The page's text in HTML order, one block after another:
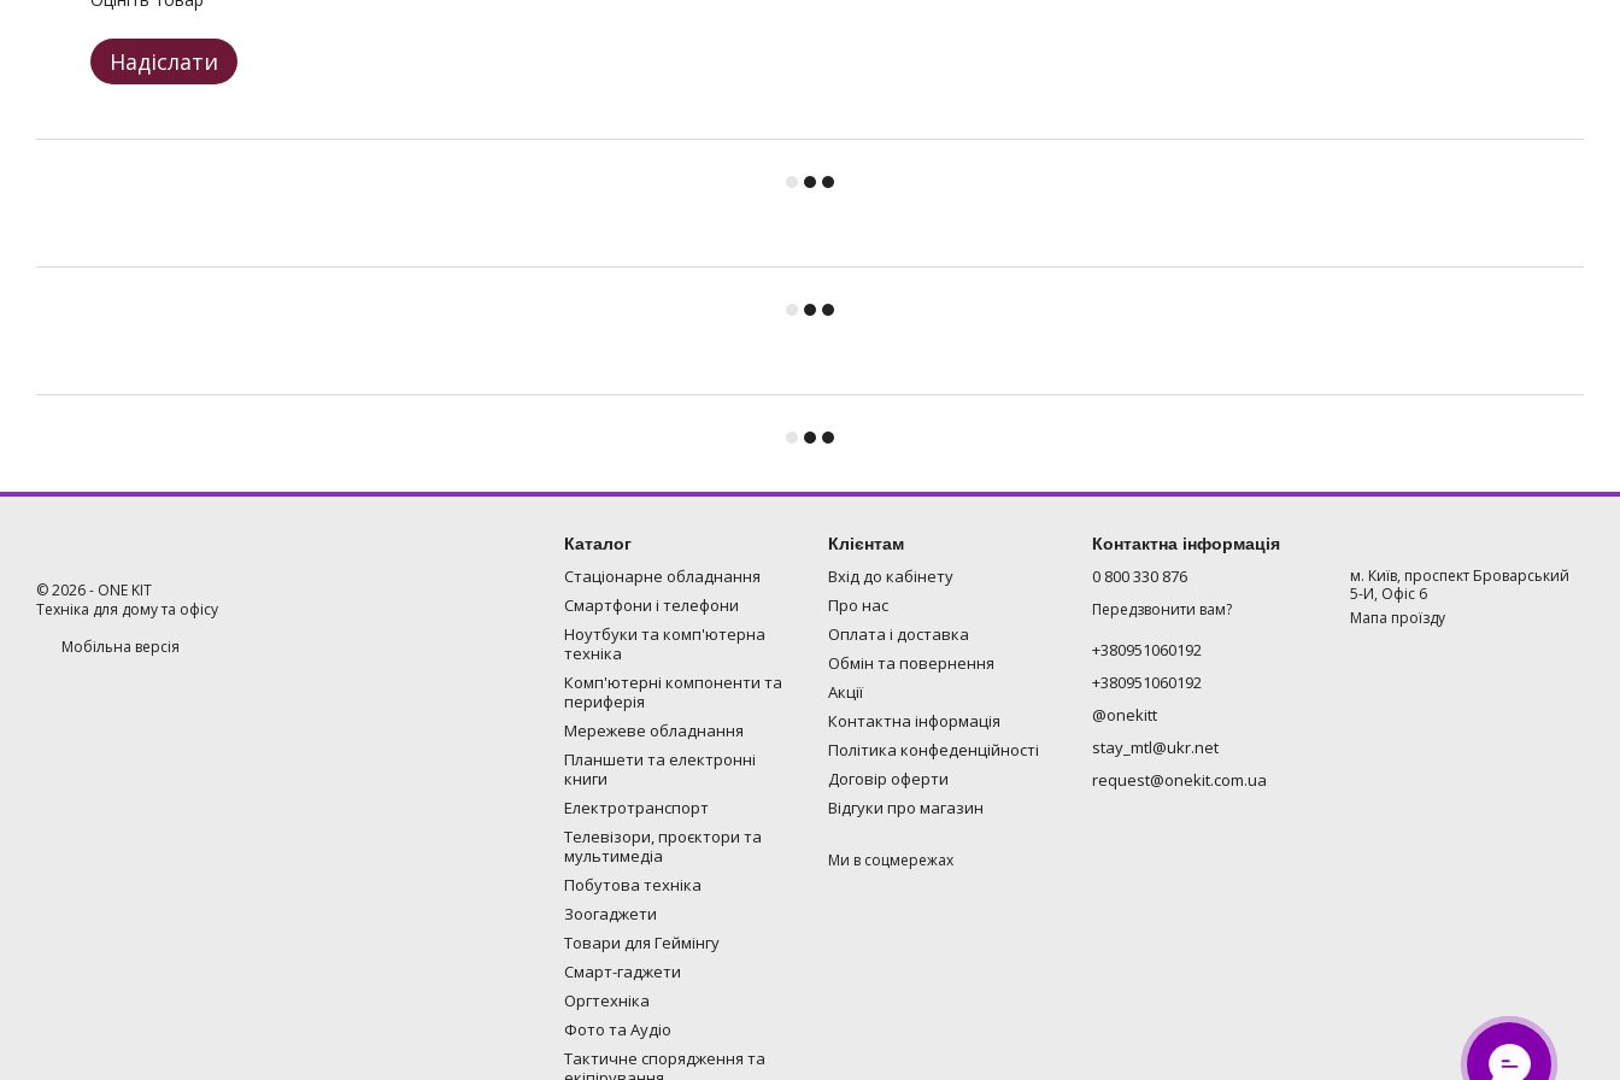
Надіслати
©2026- ONE KIT
Техніка для дому та офісу
Мобільна версія
Каталог
Стаціонарне обладнання
Смартфони і телефони
Ноутбуки та комп'ютерна
техніка
Комп'ютерні компоненти та
периферія
Мережеве обладнання
Планшети та електронні
книги
Електротранспорт
Телевізори, проєктори та
мультимедіа
Побутова техніка
Зоогаджети
Товари для Геймінгу
Смарт-гаджети
Оргтехніка
Фото та Аудіо
Тактичне спорядження та
Клієнтам
Вхід до кабінету
Про нас
Оплата і доставка
Обмін та повернення
Акції
Контактна інформація
Політика конфеденційності
Договір оферти
Відгуки про магазин
Ми в соцмережах
Контактна інформація
0 800 330 876
Передзвонити вам?
+380951060192
+380951060192
@onekitt
stay_mtl@ukr.net
request@onekit.com.ua
м. Київ, проспект Броварський
5-И, Офіс 6
Мапа проїзду